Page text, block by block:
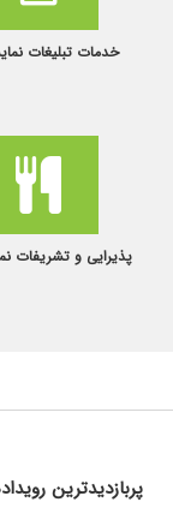
خدمات تبلیغات
پذیرایی و تشریفات
پربازدیدترین